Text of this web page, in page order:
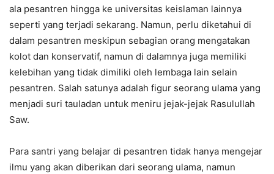
ala pesantren hingga ke universitas keislaman lainnya
seperti yang terjadi sekarang. Namun, perlu diketahui di
dalam pesantren meskipun sebagian orang mengatakan
kolot dan konservatif, namun di dalamnya juga memiliki
kelebihan yang tidak dimiliki oleh lembaga lain selain
pesantren. Salah satunya adalah figur seorang ulama yang
menjadi suri tauladan untuk meniru jejak-jejak Rasulullah
Saw.
Para santri yang belajar di pesantren tidak hanya mengejar
ilmu yang akan diberikan dari seorang ulama, namun